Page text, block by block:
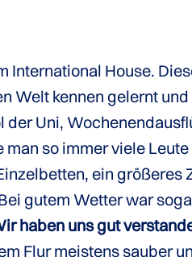
International House.
Welt kennen gelernt
der Uni,
man so immer viele
ein größeres
gutem Wetter war
haben uns gut
Flur meistens sauber